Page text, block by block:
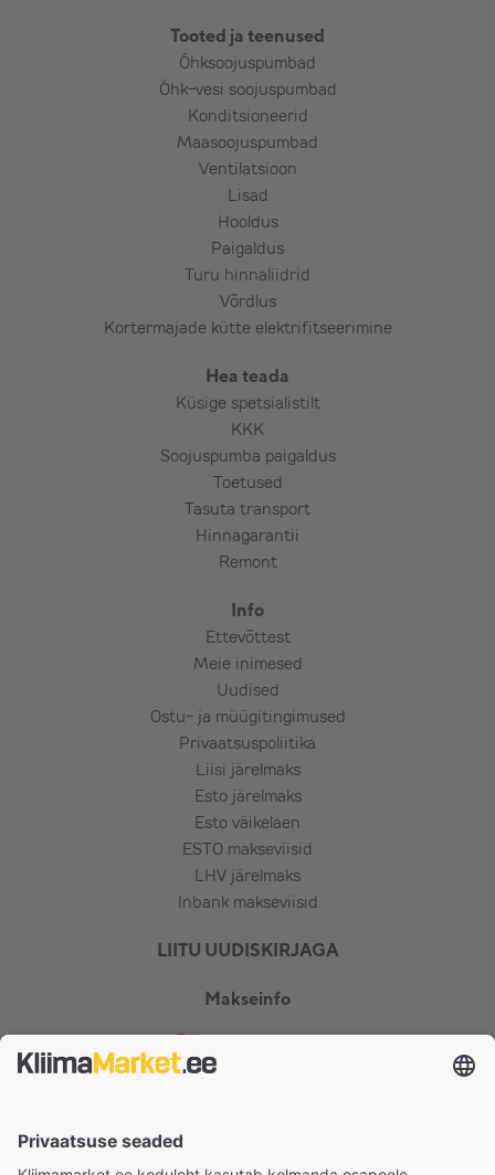
seadme testimist.
Lisatasu eest (vajadusel):
Välisosa maakinnitus ehk
õhksoojuspumba maaraam,
Kiviplaat välisosa alla,
Pikem torustik, pikem karbik,
Elektritoite toomine seadmeni,
Elektrikilpi automaadi paigaldus ja kaabli
Tõstuki kasutamine (kokkuleppel kuna
Teemantpuurimine – armeeritud betoon,
maakivi, paas, punane tellis jms
(kokkuleppel),
Lisamaterjalide vajaduse ja kulu selgitab
välja paigaldaja koostöös tellijaga. Reeglina
Tooted ja teenused
Õhksoojuspumbad
Õhk-vesi soojuspumbad
Konditsioneerid
Maasoojuspumbad
Ventilatsioon
Lisad
Hooldus
Paigaldus
Turu hinnaliidrid
Võrdlus
Kortermajade kütte elektrifitseerimine
Hea teada
Küsige spetsialistilt
KKK
Soojuspumba paigaldus
Toetused
Tasuta transport
Hinnagarantii
Remont
Info
Ettevõttest
Meie inimesed
Uudised
Ostu- ja müügitingimused
Privaatsuspoliitika
Liisi järelmaks
Esto järelmaks
Esto väikelaen
ESTO makseviisid
LHV järelmaks
Inbank makseviisid
LIITU UUDISKIRJAGA
Makseinfo